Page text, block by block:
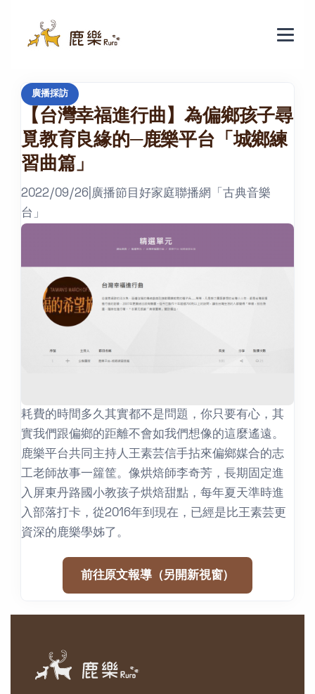
廣播採訪
【台灣幸福進行曲】為偏鄉孩子尋
覓教育良緣的─鹿樂平台「城鄉練
習曲篇」
2022/09/26 廣播節目好家庭聯播網「古典音樂
台」
耗費的時間多久其實都不是問題，你只要有心，其
實我們跟偏鄉的距離不會如我們想像的這麼遙遠。
鹿樂平台共同主持人王素芸信手拈來偏鄉媒合的志
工老師故事一籮筐。像烘焙師李奇芳，長期固定進
入屏東丹路國小教孩子烘焙甜點，每年夏天準時進
入部落打卡，從2016年到現在，已經是比王素芸更
資深的鹿樂學姊了。
前往原文報導（另開新視窗）